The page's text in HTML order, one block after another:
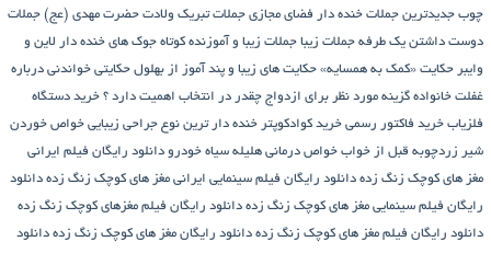
چوب جدیدترین جملات خنده دار فضای مجازی جملات تبریک ولادت حضرت مهدی (عج) جملات
دوست داشتن یک طرفه جملات زیبا جملات زیبا و آموزنده کوتاه جوک های خنده دار لاین و
وایبر حکایت «کمک به همسایه» حکایت های زیبا و پند آموز از بهلول حکایتی خواندنی درباره
غفلت خانواده گزینه مورد نظر برای ازدواج چقدر در انتخاب اهمیت دارد ؟ خرید دستگاه
فلزیاب خرید فاکتور رسمی خرید کوادکوپتر خنده دار ترین نوع جراحی زیبایی خواص خوردن
شیر زردچوبه قبل از خواب خواص درمانی هلیله سیاه خودرو دانلود رایگان فیلم ایرانی
مغز های کوچک زنگ زده دانلود رایگان فیلم سینمایی ایرانی مغز های کوچک زنگ زده دانلود
رایگان فیلم سینمایی مغز های کوچک زنگ زده دانلود رایگان فیلم مغزهای کوچک زنگ زده
دانلود رایگان فیلم مغز های کوچک زنگ زده دانلود رایگان مغز های کوچک زنگ زده دانلود